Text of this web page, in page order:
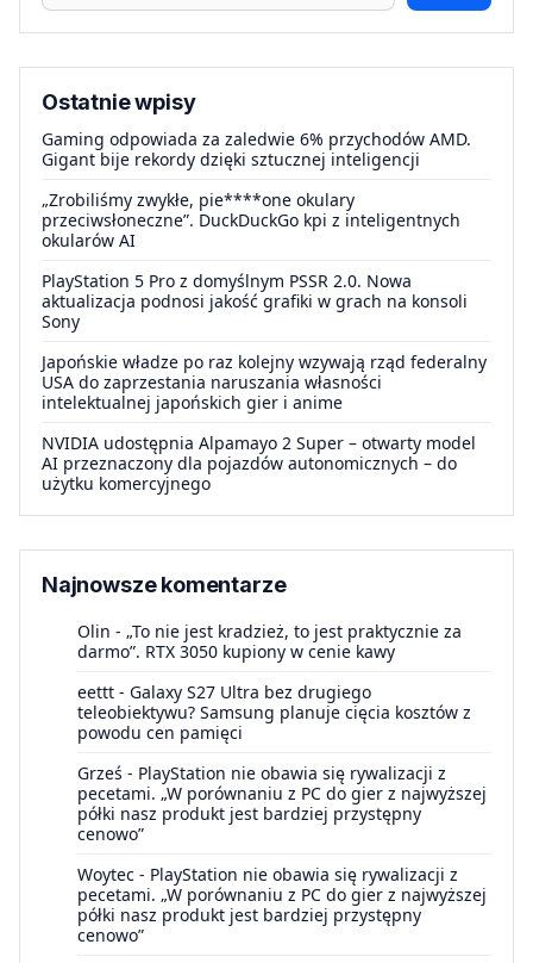
Ostatnie wpisy
Gaming odpowiada za zaledwie 6% przychodów AMD.
Gigant bije rekordy dzięki sztucznej inteligencji
„Zrobiliśmy zwykłe, pie****one okulary
przeciwsłoneczne”. DuckDuckGo kpi z inteligentnych
okularów AI
PlayStation 5 Pro z domyślnym PSSR 2.0. Nowa
aktualizacja podnosi jakość grafiki w grach na konsoli
Sony
Japońskie władze po raz kolejny wzywają rząd federalny
USA do zaprzestania naruszania własności
intelektualnej japońskich gier i anime
NVIDIA udostępnia Alpamayo 2 Super – otwarty model
AI przeznaczony dla pojazdów autonomicznych – do
użytku komercyjnego
Najnowsze komentarze
Olin - „To nie jest kradzież, to jest praktycznie za
darmo”. RTX 3050 kupiony w cenie kawy
eettt - Galaxy S27 Ultra bez drugiego
teleobiektywu? Samsung planuje cięcia kosztów z
powodu cen pamięci
Grześ - PlayStation nie obawia się rywalizacji z
pecetami. „W porównaniu z PC do gier z najwyższej
półki nasz produkt jest bardziej przystępny
cenowo”
Woytec - PlayStation nie obawia się rywalizacji z
pecetami. „W porównaniu z PC do gier z najwyższej
półki nasz produkt jest bardziej przystępny
cenowo”